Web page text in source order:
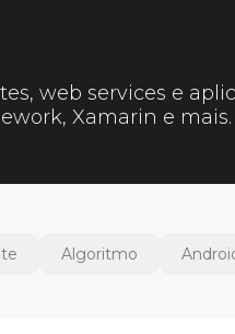
web services e
Xamarin e mais.
Algoritmo